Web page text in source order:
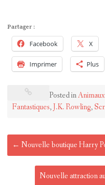
Partager :
Facebook X
Imprimer Plus
Posted in
Fantastiques,J.K. Rowling,
Post
navigation
← Nouvelle boutique Harry
Nouvelle attraction